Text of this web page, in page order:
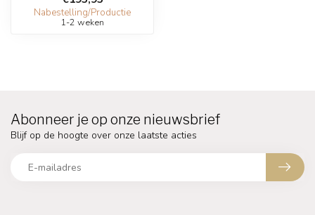
Nabestelling/Productie
1-2 weken
Abonneer je op onze nieuwsbrief
Blijf op de hoogte over onze laatste acties